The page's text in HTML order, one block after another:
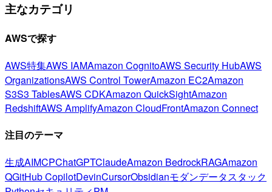
主なカテゴリ
AWSで探す
AWS特集AWS IAMAmazon CognitoAWS Security HubAWS
OrganizationsAWS Control TowerAmazon EC2Amazon
S3S3 TablesAWS CDKAmazon QuickSightAmazon
RedshiftAWS AmplifyAmazon CloudFrontAmazon Connect
注目のテーマ
生成AIMCPChatGPTClaudeAmazon BedrockRAGAmazon
QGitHub CopilotDevinCursorObsidianモダンデータスタック